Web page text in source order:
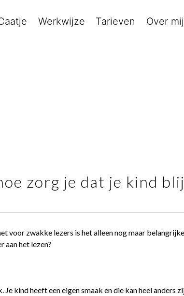
Werkwijze Tarieven Over mij
zorg je dat je kind
voor zwakke lezers is het alleen nog maar
aan het lezen?
kind heeft een eigen smaak en die kan heel anders